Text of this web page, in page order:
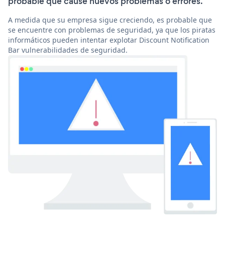
A medida que su empresa sigue creciendo, es probable que
se encuentre con problemas de seguridad, ya que los piratas
informáticos pueden intentar explotar Discount Notification
Bar vulnerabilidades de seguridad.